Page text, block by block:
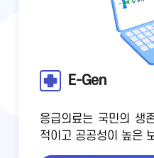
E-Gen
응급의료는 국민의 생
적이고 공공성이 높은